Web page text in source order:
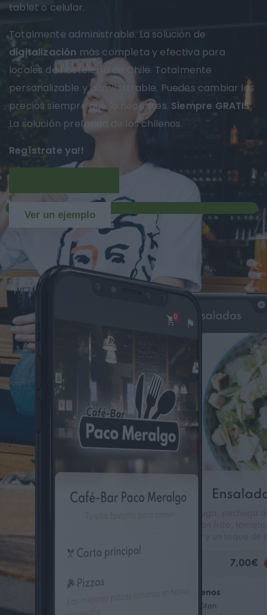
tablet o celular.
Totalmente administrable. La solución de
digitalización más completa y efectiva para
locales de hostelería de Chile. Totalmente
personalizable y administrable. Puedes cambiar los
precios siempre que lo necesites. Siempre GRATIS.
La solución preferida de los chilenos.
Regístrate ya!!
Ver un ejemplo